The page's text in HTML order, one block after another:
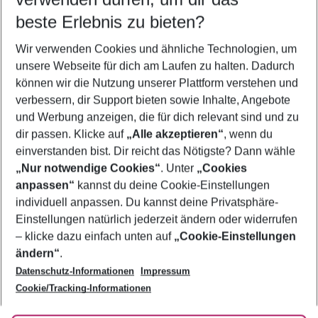
5-8 Nächte
2 Erwachsene Keine Kinder
Mehr Filter anzeigen
Footer
Footer navigation
Über uns
AGB
Bestpreisgarantie
Cookie-Einstellungen ändern
Cookie-Richtlinie
Agenturbetreuung
Barrierefreies Reisen
Folge uns
beste Erlebnis zu bieten?
Wir verwenden Cookies und ähnliche Technologien, um
unsere Webseite für dich am Laufen zu halten. Dadurch
können wir die Nutzung unserer Plattform verstehen und
verbessern, dir Support bieten sowie Inhalte, Angebote
und Werbung anzeigen, die für dich relevant sind und zu
dir passen. Klicke auf „Alle akzeptieren“, wenn du
einverstanden bist. Dir reicht das Nötigste? Dann wähle
„Nur notwendige Cookies“. Unter „Cookies
anpassen“ kannst du deine Cookie-Einstellungen
individuell anpassen. Du kannst deine Privatsphäre-
Einstellungen natürlich jederzeit ändern oder widerrufen
– klicke dazu einfach unten auf „Cookie-Einstellungen
ändern“.
Datenschutz-Informationen
Impressum
Cookie/Tracking-Informationen